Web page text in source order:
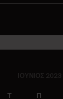
ΙΟΎΝΙΟΣ 2023
Τ Π